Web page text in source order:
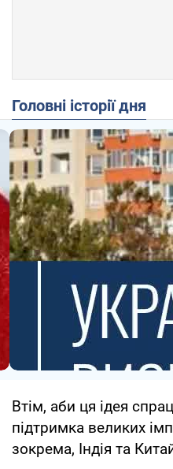
Головні історії дня
Втім, аби ця ідея
підтримка великих
зокрема, Індія та